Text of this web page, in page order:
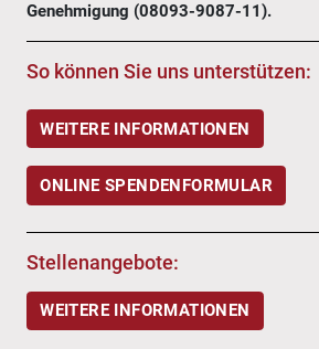
Genehmigung (08093-9087-11).
So können Sie uns unterstützen:
WEITERE INFORMATIONEN
ONLINE SPENDENFORMULAR
Stellenangebote:
WEITERE INFORMATIONEN